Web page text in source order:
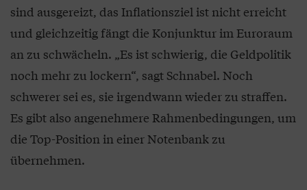
sind ausgereizt, das Inflationsziel ist nicht erreicht
und gleichzeitig fängt die Konjunktur im Euroraum
an zu schwächeln. „Es ist schwierig, die Geldpolitik
noch mehr zu lockern“, sagt Schnabel. Noch
schwerer sei es, sie irgendwann wieder zu straffen.
Es gibt also angenehmere Rahmenbedingungen, um
die Top-Position in einer Notenbank zu
übernehmen.